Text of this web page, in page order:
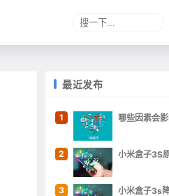
最近发布
1
哪些因素会
2
3